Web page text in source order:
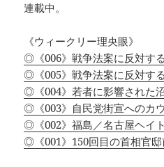
連載中。
《ウィークリー理央眼》
◎《006》戦争法案に反対す
◎《005》戦争法案に反対す
◎《004》若者に影響された
◎《003》自民党街宣へのカ
◎《002》福島／名古屋ヘイ
◎《001》150回目の首相官